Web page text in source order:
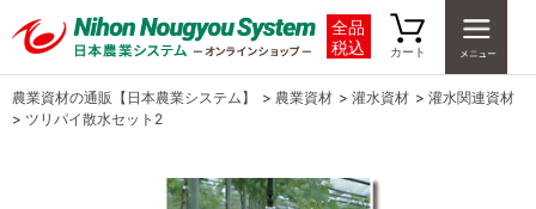
全品
税込
カート
農業資材の通販【日本農業システム】 > 農業資材 > 灌水資材 > 灌水関連資材
> ツリパイ散水セット2